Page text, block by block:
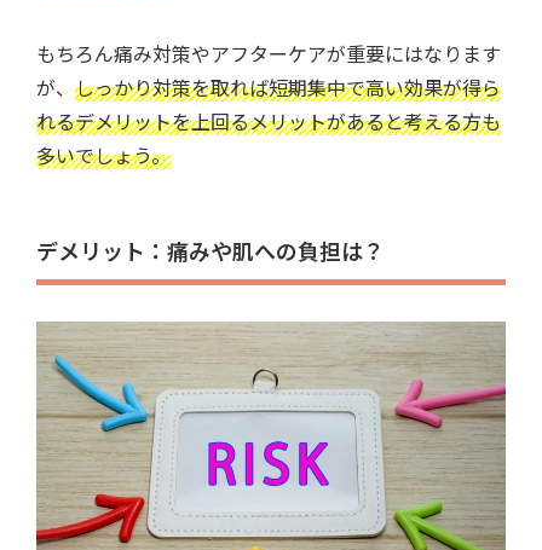
もちろん痛み対策やアフターケアが重要にはなります
が、 しっかり対策を取れば短期集中で高い効果が得ら
れるデメリットを上回るメリットがあると考える方も
多いでしょう。
デメリット：痛みや肌への負担は？